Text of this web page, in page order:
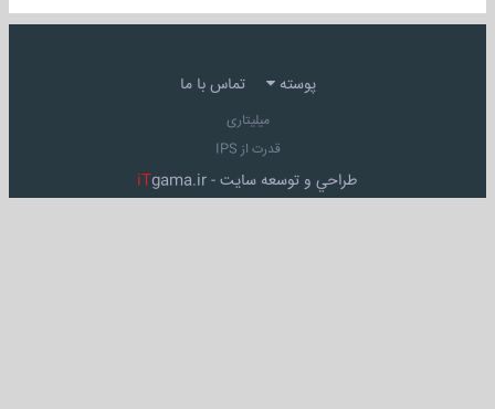
پوسته تماس با ما
میلیتاری
قدرت از IPS
طراحي و توسعه سايت - iTgama.ir